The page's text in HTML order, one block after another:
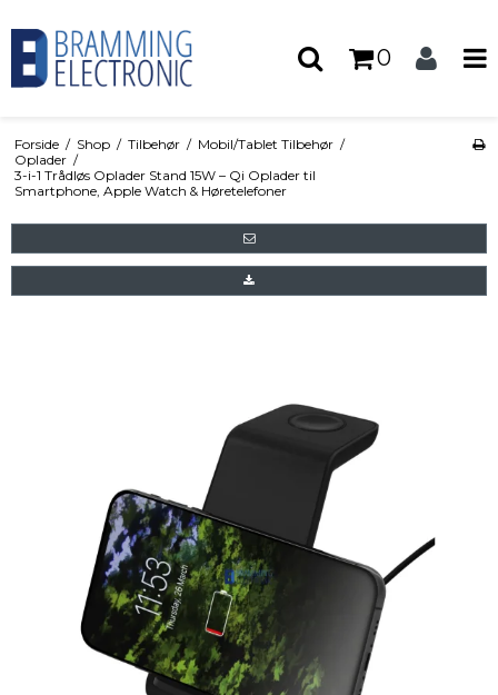
0
Forside / Shop / Tilbehør / Mobil/Tablet Tilbehør /
Oplader /
3-i-1 Trådløs Oplader Stand 15W – Qi Oplader til
Smartphone, Apple Watch & Høretelefoner